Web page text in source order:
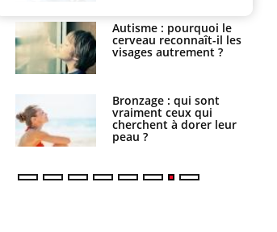
Autisme : pourquoi le
cerveau reconnaît-il les
visages autrement ?
Bronzage : qui sont
vraiment ceux qui
cherchent à dorer leur
peau ?